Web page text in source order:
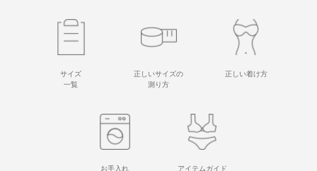
サイズ
一覧
正しいサイズの
測り方
正しい着け方
お手入れ
アイテムガイド